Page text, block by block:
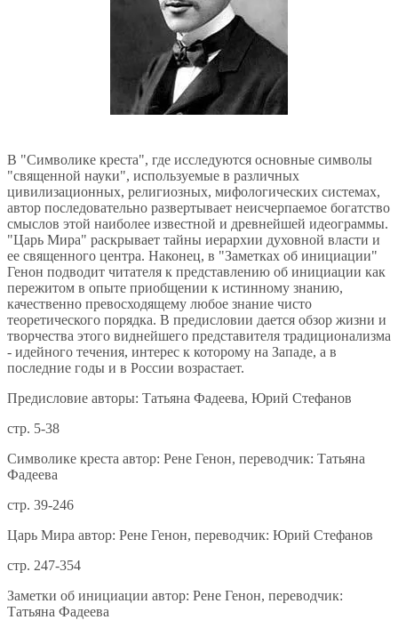
В "Символике креста", где исследуются основные символы
"священной науки", используемые в различных
цивилизационных, религиозных, мифологических системах,
автор последовательно развертывает неисчерпаемое богатство
смыслов этой наиболее известной и древнейшей идеограммы.
"Царь Мира" раскрывает тайны иерархии духовной власти и
ее священного центра. Наконец, в "Заметках об инициации"
Генон подводит читателя к представлению об инициации как
пережитом в опыте приобщении к истинному знанию,
качественно превосходящему любое знание чисто
теоретического порядка. В предисловии дается обзор жизни и
творчества этого виднейшего представителя традиционализма
- идейного течения, интерес к которому на Западе, а в
последние годы и в России возрастает.
Предисловие авторы: Татьяна Фадеева, Юрий Стефанов
стр. 5-38
Символике креста автор: Рене Генон, переводчик: Татьяна
Фадеева
стр. 39-246
Царь Мира автор: Рене Генон, переводчик: Юрий Стефанов
стр. 247-354
Заметки об инициации автор: Рене Генон, переводчик:
Татьяна Фадеева